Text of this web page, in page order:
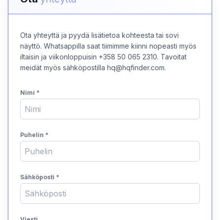
Ota yhteyttä ja pyydä lisätietoa kohteesta tai sovi
näyttö. Whatsappilla saat tiimimme kiinni nopeasti myös
iltaisin ja viikonloppuisin +358 50 065 2310. Tavoitat
meidät myös sähköpostilla hq@hqfinder.com.
Nimi *
Puhelin *
Sähköposti *